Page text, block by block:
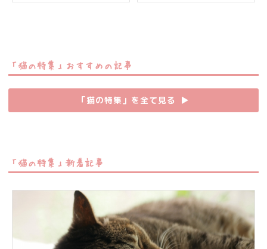
「猫の特集」おすすめの記事
「猫の特集」を全て見る ▶︎
「猫の特集」新着記事